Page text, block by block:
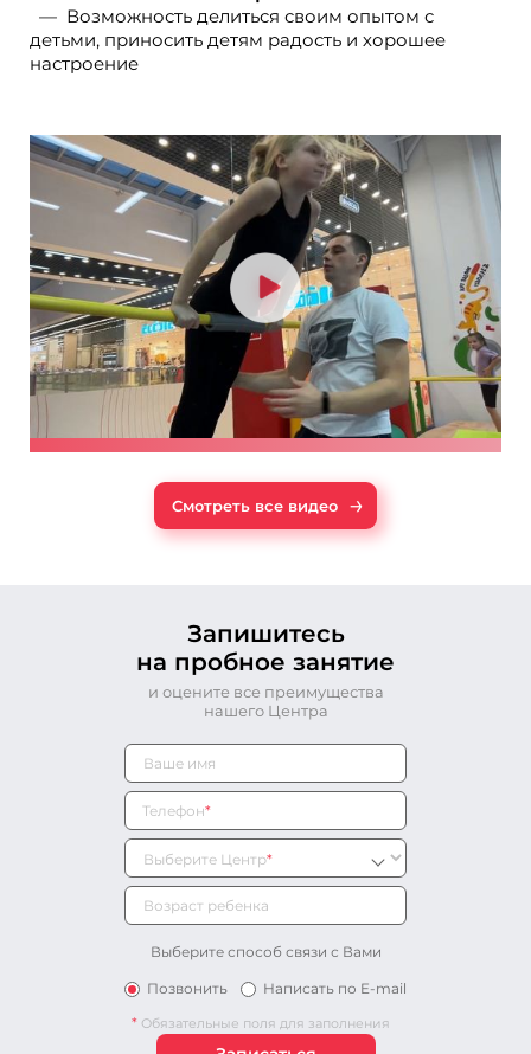
Возможность делиться своим опытом с
детьми, приносить детям радость и хорошее
настроение
Смотреть все видео →
Запишитесь
на пробное занятие
и оцените все преимущества
нашего Центра
Телефон*
Выберите Центр*
Выберите способ связи с Вами
Позвонить
Написать по E-mail
* Обязательные поля для заполнения